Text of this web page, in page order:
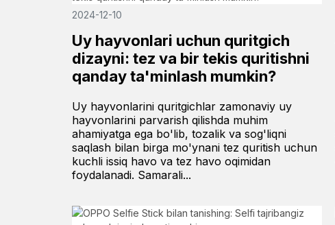
2024-12-10
Uy hayvonlari uchun quritgich
dizayni: tez va bir tekis quritishni
qanday ta'minlash mumkin?
Uy hayvonlarini quritgichlar zamonaviy uy
hayvonlarini parvarish qilishda muhim
ahamiyatga ega bo'lib, tozalik va sog'liqni
saqlash bilan birga mo'ynani tez quritish uchun
kuchli issiq havo va tez havo oqimidan
foydalanadi. Samarali...